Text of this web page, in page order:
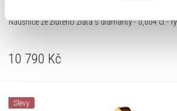
Náušnice ze žlůtého zlata s diamanty - 0,004 ct -
10 790 Kč
Slevy